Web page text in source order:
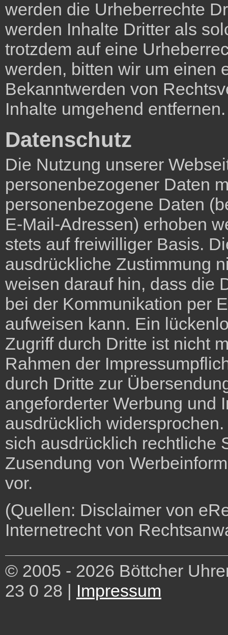
werden die Urheberrechte
werden Inhalte Dritter als
trotzdem auf eine
werden, bitten wir um einen
Bekanntwerden von
Inhalte umgehend entfernen.
Datenschutz
Die Nutzung unserer
personenbezogener Daten
personenbezogene Daten
E-Mail-Adressen) erhoben
stets auf freiwilliger Basis.
ausdrückliche Zustimmung
weisen darauf hin, dass die
bei der Kommunikation per
aufweisen kann. Ein
Zugriff durch Dritte ist nicht
Rahmen der
durch Dritte zur
angeforderter Werbung und
ausdrücklich
sich ausdrücklich rechtliche
Zusendung von
vor.
(Quellen: Disclaimer von
Internetrecht von
© 2005 - 2026 Böttcher
23 0 28 | Impressum